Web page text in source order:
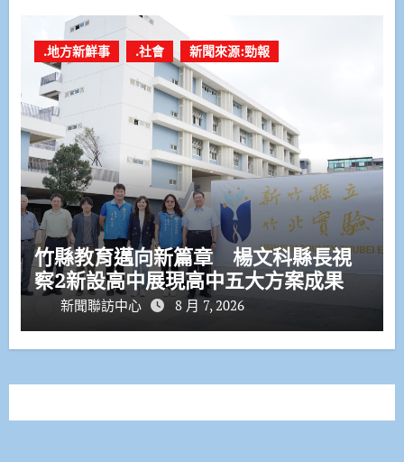
.地方新鮮事 .社會 新聞來源:勁報
竹縣教育邁向新篇章 楊文科縣長視
察2新設高中展現高中五大方案成果
新聞聯訪中心 8 月 7, 2026